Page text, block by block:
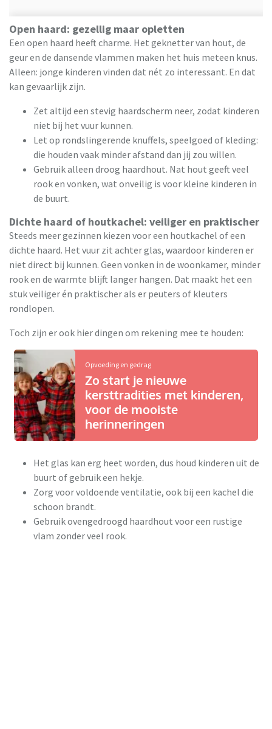
Open haard: gezellig maar opletten
Een open haard heeft charme. Het geknetter van hout, de
geur en de dansende vlammen maken het huis meteen knus.
Alleen: jonge kinderen vinden dat nét zo interessant. En dat
kan gevaarlijk zijn.
Zet altijd een stevig haardscherm neer, zodat kinderen
niet bij het vuur kunnen.
Let op rondslingerende knuffels, speelgoed of kleding:
die houden vaak minder afstand dan jij zou willen.
Gebruik alleen droog haardhout. Nat hout geeft veel
rook en vonken, wat onveilig is voor kleine kinderen in
de buurt.
Dichte haard of houtkachel: veiliger en praktischer
Steeds meer gezinnen kiezen voor een houtkachel of een
dichte haard. Het vuur zit achter glas, waardoor kinderen er
niet direct bij kunnen. Geen vonken in de woonkamer, minder
rook en de warmte blijft langer hangen. Dat maakt het een
stuk veiliger én praktischer als er peuters of kleuters
rondlopen.
Toch zijn er ook hier dingen om rekening mee te houden:
Opvoeding en gedrag
Zo start je nieuwe
kersttradities met kinderen,
voor de mooiste
herinneringen
Het glas kan erg heet worden, dus houd kinderen uit de
buurt of gebruik een hekje.
Zorg voor voldoende ventilatie, ook bij een kachel die
schoon brandt.
Gebruik ovengedroogd haardhout voor een rustige
vlam zonder veel rook.